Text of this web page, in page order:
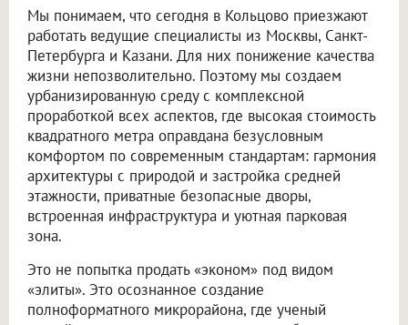
Мы понимаем, что сегодня в Кольцово приезжают
работать ведущие специалисты из Москвы, Санкт-
Петербурга и Казани. Для них понижение качества
жизни непозволительно. Поэтому мы создаем
урбанизированную среду с комплексной
проработкой всех аспектов, где высокая стоимость
квадратного метра оправдана безусловным
комфортом по современным стандартам: гармония
архитектуры с природой и застройка средней
этажности, приватные безопасные дворы,
встроенная инфраструктура и уютная парковая
зона.
Это не попытка продать «эконом» под видом
«элиты». Это осознанное создание
полноформатного микрорайона, где ученый